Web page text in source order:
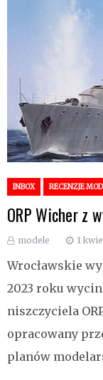
INBOX RECENZJE
ORP Wicher z
modele 1
Wrocławskie
2023 roku
niszczyciela
opracowany
planów